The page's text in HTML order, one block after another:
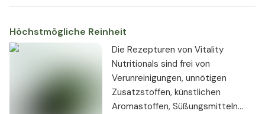
Höchstmögliche Reinheit
Die Rezepturen von Vitality
Nutritionals sind frei von
Verunreinigungen, unnötigen
Zusatzstoffen, künstlichen
Aromastoffen, Süßungsmitteln